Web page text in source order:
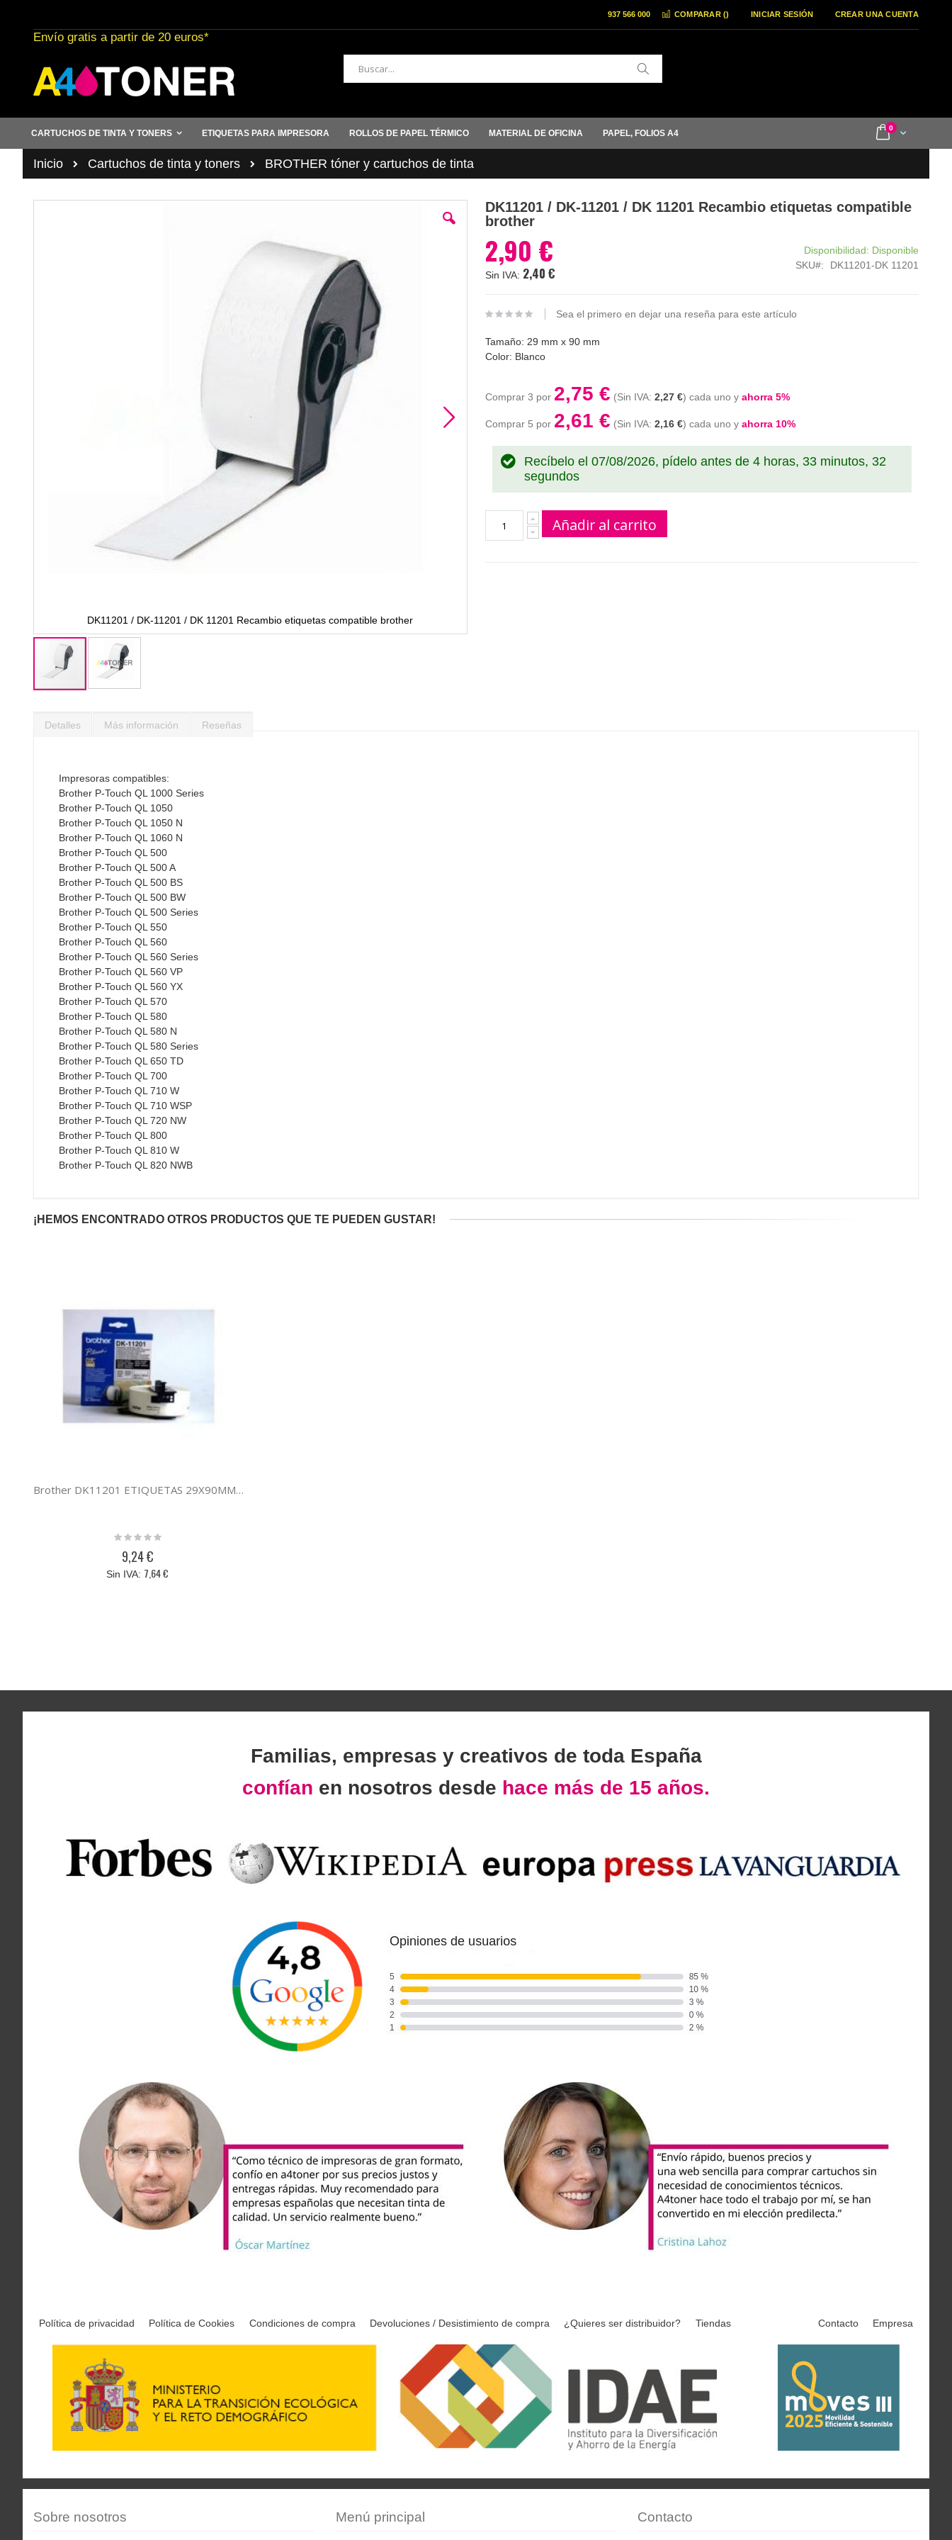
al
contenido
COMPARAR () INICIAR SESIÓN CREAR UNA CUENTA
937 566 000
Envío gratis a partir de 20 euros*
Buscar
Cart
0items
CARTUCHOS DE TINTA Y TONERS ETIQUETAS PARA IMPRESORA ROLLOS DE PAPEL TÉRMICO MATERIAL DE OFICINA PAPEL, FOLIOS A4
Inicio Cartuchos de tinta y toners BROTHER tóner y cartuchos de tinta
DK11201 / DK-11201 / DK 11201 Recambio etiquetas compatible brother
comienzo
galería
imágenes
DK11201 / DK-11201 / DK 11201 Recambio etiquetas compatible
brother
2,90 €
2,40 €
Disponibilidad: Disponible
SKU
DK11201-DK 11201
Sea el primero en dejar una reseña para este artículo
Tamaño: 29 mm x 90 mm
Color: Blanco
Comprar 3 por 2,75 € 2,27 € cada uno y ahorra 5%
Comprar 5 por 2,61 € 2,16 € cada uno y ahorra 10%
Recíbelo el 07/08/2026, pídelo antes de 4 horas, 33 minutos, 31
segundos
Añadir al carrito
Detalles
Impresoras compatibles:
Brother P-Touch QL 1000 Series
Brother P-Touch QL 1050
Brother P-Touch QL 1050 N
Brother P-Touch QL 1060 N
Brother P-Touch QL 500
Brother P-Touch QL 500 A
Brother P-Touch QL 500 BS
Brother P-Touch QL 500 BW
Brother P-Touch QL 500 Series
Brother P-Touch QL 550
Brother P-Touch QL 560
Brother P-Touch QL 560 Series
Brother P-Touch QL 560 VP
Brother P-Touch QL 560 YX
Brother P-Touch QL 570
Brother P-Touch QL 580
Brother P-Touch QL 580 N
Brother P-Touch QL 580 Series
Brother P-Touch QL 650 TD
Brother P-Touch QL 700
Brother P-Touch QL 710 W
Brother P-Touch QL 710 WSP
Brother P-Touch QL 720 NW
Brother P-Touch QL 800
Brother P-Touch QL 810 W
Brother P-Touch QL 820 NWB
Más información Reseñas
¡HEMOS ENCONTRADO OTROS PRODUCTOS QUE TE PUEDEN GUSTAR!
Brother DK11201 ETIQUETAS 29X90MM BROTHER
Rating:
9,24 €
7,64 €
Familias, empresas y creativos de toda España
confían en nosotros desde hace más de 15 años.
Política de privacidad Política de Cookies Condiciones de compra Devoluciones / Desistimiento de compra ¿Quieres ser distribuidor? Tiendas Contacto Empresa
Sobre nosotros Menú principal Contacto